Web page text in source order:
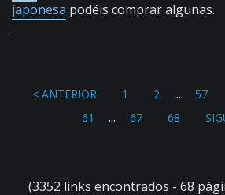
japonesa podéis comprar algunas.
< ANTERIOR 1 2 ... 57
61
... 67 68
(3352 links encontrados - 68